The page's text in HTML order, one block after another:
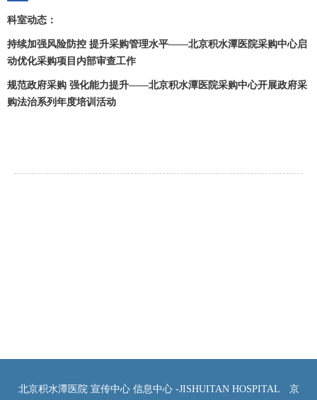
科室动态：
持续加强风险防控 提升采购管理水平——北京积水潭医院采购中心启
动优化采购项目内部审查工作
规范政府采购 强化能力提升——北京积水潭医院采购中心开展政府采
购法治系列年度培训活动
北京积水潭医院 宣传中心 信息中心 -JISHUITAN HOSPITAL
京